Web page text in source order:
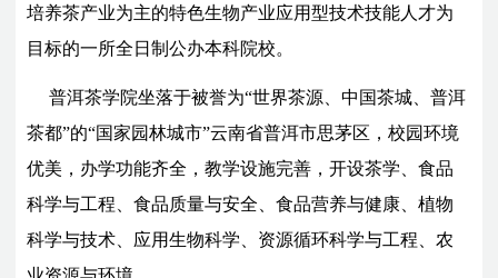
培养茶产业为主的特色生物产业应用型技术技能人才为
目标的一所全日制公办本科院校。
普洱茶学院坐落于被誉为“世界茶源、中国茶城、普洱
茶都”的“国家园林城市”云南省普洱市思茅区，校园环境
优美，办学功能齐全，教学设施完善，开设茶学、食品
科学与工程、食品质量与安全、食品营养与健康、植物
科学与技术、应用生物科学、资源循环科学与工程、农